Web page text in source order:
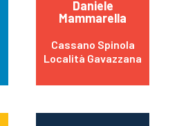
Daniele
Mammarella
Cassano Spinola
Località Gavazzana